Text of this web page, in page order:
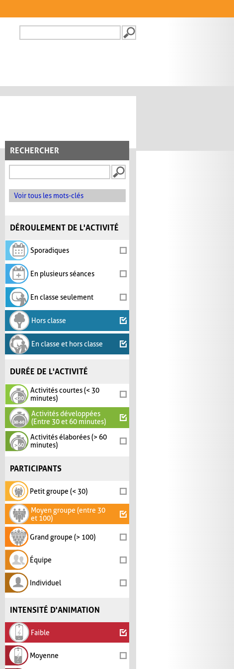
FORMULAIRE DE
RECHERCHER
Voir tous les mots-clés
DÉROULEMENT DE L'ACTIVITÉ
Sporadiques
En plusieurs séances
En classe seulement
Hors classe
En classe et hors classe
DURÉE DE L'ACTIVITÉ
Activités courtes (< 30
minutes)
Activités développées
(Entre 30 et 60 minutes)
Activités élaborées (> 60
minutes)
PARTICIPANTS
Petit groupe (< 30)
Moyen groupe (entre 30
et 100)
Grand groupe (> 100)
Équipe
Individuel
INTENSITÉ D'ANIMATION
Faible
Moyenne